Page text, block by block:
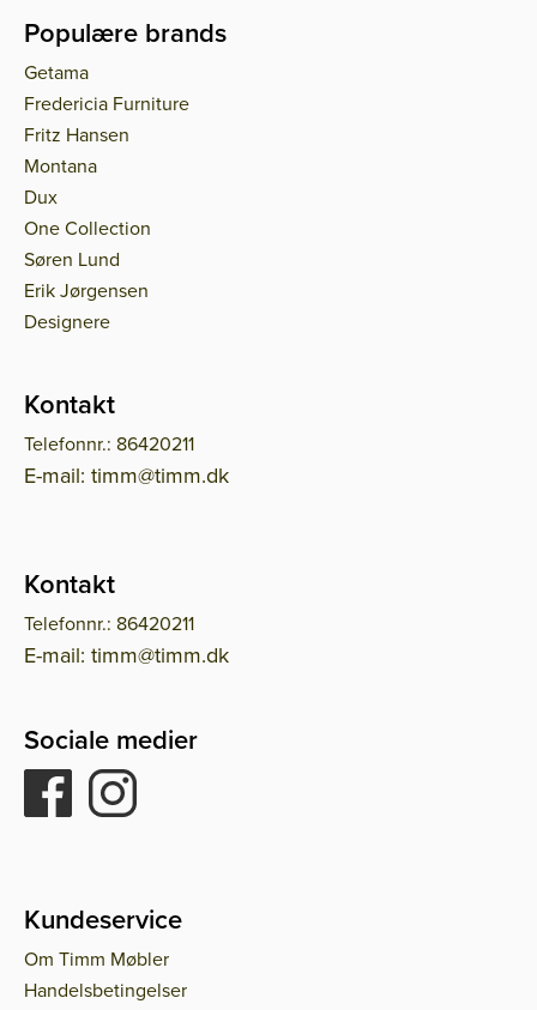
Populære brands
Getama
Fredericia Furniture
Fritz Hansen
Montana
Dux
One Collection
Søren Lund
Erik Jørgensen
Designere
Kontakt
Telefonnr.: 86420211
E-mail: timm@timm.dk
Kontakt
Telefonnr.: 86420211
E-mail: timm@timm.dk
Sociale medier
Kundeservice
Om Timm Møbler
Handelsbetingelser